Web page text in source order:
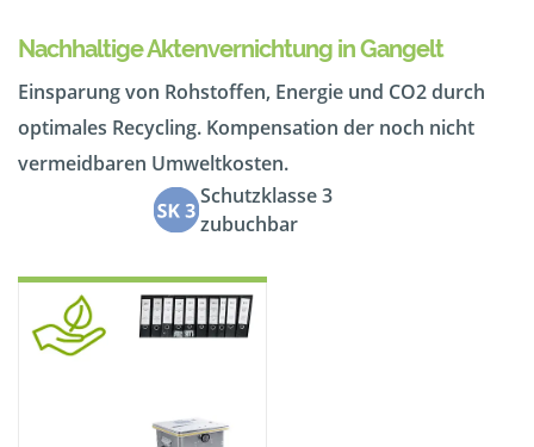
Nachhaltige Aktenvernichtung in Gangelt
Einsparung von Rohstoffen, Energie und CO2 durch
optimales Recycling. Kompensation der noch nicht
vermeidbaren Umweltkosten.
Schutzklasse 3
zubuchbar